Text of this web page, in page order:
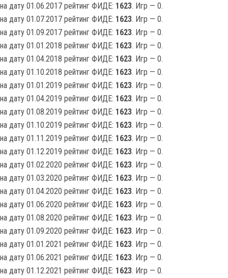
на дату 01.06.2017 рейтинг ФИДЕ: 1623. Игр — 0.
на дату 01.07.2017 рейтинг ФИДЕ: 1623. Игр — 0.
на дату 01.09.2017 рейтинг ФИДЕ: 1623. Игр — 0.
на дату 01.01.2018 рейтинг ФИДЕ: 1623. Игр — 0.
на дату 01.04.2018 рейтинг ФИДЕ: 1623. Игр — 0.
на дату 01.10.2018 рейтинг ФИДЕ: 1623. Игр — 0.
на дату 01.01.2019 рейтинг ФИДЕ: 1623. Игр — 0.
на дату 01.04.2019 рейтинг ФИДЕ: 1623. Игр — 0.
на дату 01.08.2019 рейтинг ФИДЕ: 1623. Игр — 0.
на дату 01.10.2019 рейтинг ФИДЕ: 1623. Игр — 0.
на дату 01.11.2019 рейтинг ФИДЕ: 1623. Игр — 0.
на дату 01.12.2019 рейтинг ФИДЕ: 1623. Игр — 0.
на дату 01.02.2020 рейтинг ФИДЕ: 1623. Игр — 0.
на дату 01.03.2020 рейтинг ФИДЕ: 1623. Игр — 0.
на дату 01.04.2020 рейтинг ФИДЕ: 1623. Игр — 0.
на дату 01.06.2020 рейтинг ФИДЕ: 1623. Игр — 0.
на дату 01.08.2020 рейтинг ФИДЕ: 1623. Игр — 0.
на дату 01.09.2020 рейтинг ФИДЕ: 1623. Игр — 0.
на дату 01.01.2021 рейтинг ФИДЕ: 1623. Игр — 0.
на дату 01.06.2021 рейтинг ФИДЕ: 1623. Игр — 0.
на дату 01.12.2021 рейтинг ФИДЕ: 1623. Игр — 0.